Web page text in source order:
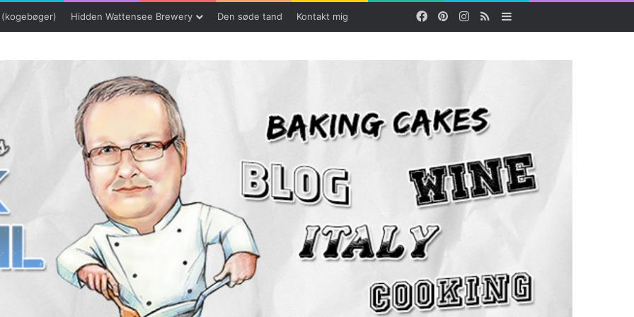
Hidden Wattensee Brewery Den søde tand Kontakt mig Facebook
PinterestInstagram
RSSSidebar